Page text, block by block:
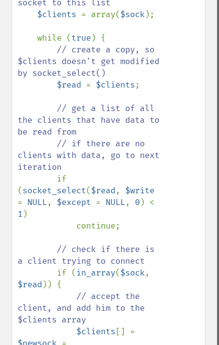
socket to this list
$clients = array($sock);
    while (
true ) {
// create a copy, so
$clients doesn't get modified
by socket_select()
$read = $clients;
// get a list of all
the clients that have data to
be read from
clients with data, go to next
iteration
if
(socket_select($read,
= NULL, $except = NULL, 0
1 )
// check if there is
a client trying to connect
if ( in_array($sock
$read )) {
// accept the
client, and add him to the
$clients array
$clients